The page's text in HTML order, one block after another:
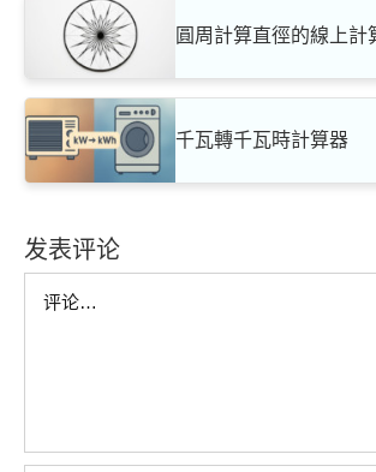
圓周計算直徑的線上計
千瓦轉千瓦時計算器
发表评论